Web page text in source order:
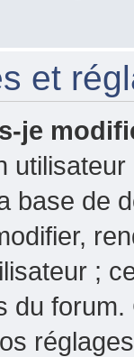
et
je
base de
;
du